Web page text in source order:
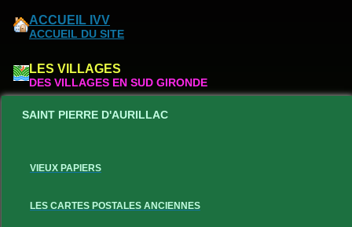
ACCUEIL IVV
ACCUEIL DU SITE
LES VILLAGES
DES VILLAGES EN SUD GIRONDE
SAINT PIERRE D'AURILLAC
VIEUX PAPIERS
LES CARTES POSTALES ANCIENNES